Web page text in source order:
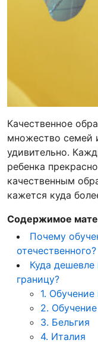
Качественное
множество семей
удивительно.
ребенка
качественным
кажется куда
Содержимое
Почему
отечественного?
Куда дешевле
границу?
1.
2.
3. Бельгия
4. Италия